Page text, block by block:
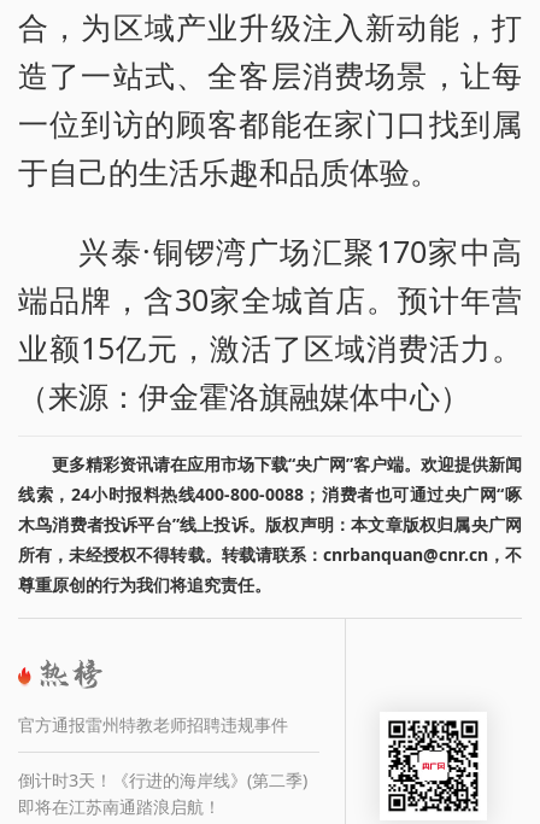
合，为区域产业升级注入新动能，打
造了一站式、全客层消费场景，让每
一位到访的顾客都能在家门口找到属
于自己的生活乐趣和品质体验。
兴泰·铜锣湾广场汇聚170家中高
端品牌，含30家全城首店。预计年营
业额15亿元，激活了区域消费活力。
（来源：伊金霍洛旗融媒体中心）
更多精彩资讯请在应用市场下载“央广网”客户端。欢迎提供新闻
线索，24小时报料热线400-800-0088；消费者也可通过央广网“啄
木鸟消费者投诉平台”线上投诉。版权声明：本文章版权归属央广网
所有，未经授权不得转载。转载请联系：cnrbanquan@cnr.cn，不
尊重原创的行为我们将追究责任。
官方通报雷州特教老师招聘违规事件
倒计时3天！《行进的海岸线》(第二季)
即将在江苏南通踏浪启航！